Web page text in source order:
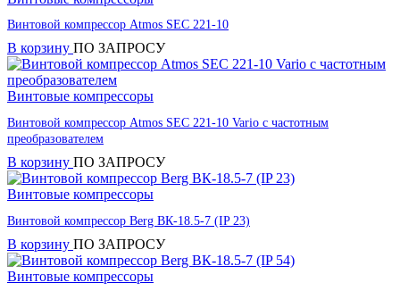
Винтовой компрессор Atmos SEC 221-10
В корзину ПО ЗАПРОСУ
Винтовые компрессоры
Винтовой компрессор Atmos SEC 221-10 Vario с частотным
преобразователем
В корзину ПО ЗАПРОСУ
Винтовые компрессоры
Винтовой компрессор Berg ВК-18.5-7 (IP 23)
В корзину ПО ЗАПРОСУ
Винтовые компрессоры